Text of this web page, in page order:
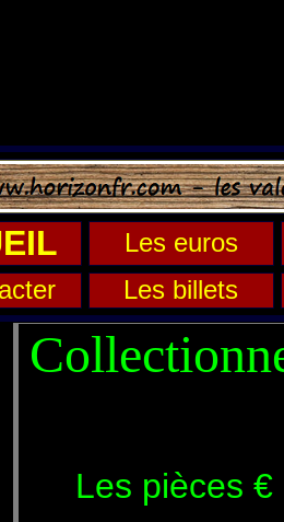
Les euros
Les billets
Les pièces